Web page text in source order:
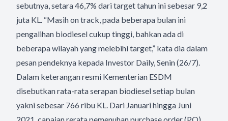
sebutnya, setara 46,7% dari target tahun ini sebesar 9,2
juta KL. “Masih on track, pada beberapa bulan ini
pengalihan biodiesel cukup tinggi, bahkan ada di
beberapa wilayah yang melebihi target,” kata dia dalam
pesan pendeknya kepada Investor Daily, Senin (26/7).
Dalam keterangan resmi Kementerian ESDM
disebutkan rata-rata serapan biodiesel setiap bulan
yakni sebesar 766 ribu KL. Dari Januari hingga Juni